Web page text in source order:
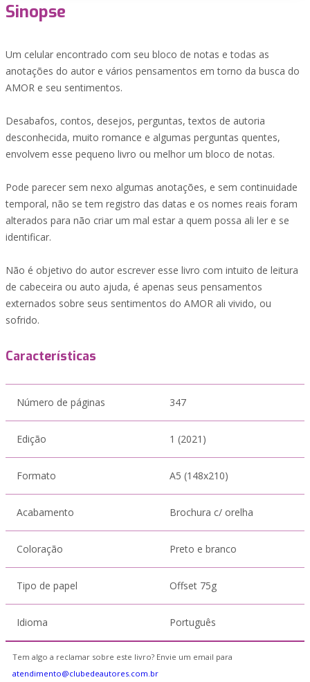
Sinopse
Um celular encontrado com seu bloco de notas e todas as
anotações do autor e vários pensamentos em torno da busca do
AMOR e seu sentimentos.
Desabafos, contos, desejos, perguntas, textos de autoria
desconhecida, muito romance e algumas perguntas quentes,
envolvem esse pequeno livro ou melhor um bloco de notas.
Pode parecer sem nexo algumas anotações, e sem continuidade
temporal, não se tem registro das datas e os nomes reais foram
alterados para não criar um mal estar a quem possa ali ler e se
identificar.
Não é objetivo do autor escrever esse livro com intuito de leitura
de cabeceira ou auto ajuda, é apenas seus pensamentos
externados sobre seus sentimentos do AMOR ali vivido, ou
sofrido.
Características
Número de páginas 347
Edição 1 (2021)
Formato A5 (148x210)
Acabamento Brochura c/ orelha
Coloração Preto e branco
Tipo de papel Offset 75g
Idioma Português
Tem algo a reclamar sobre este livro? Envie um email para
atendimento@clubedeautores.com.br